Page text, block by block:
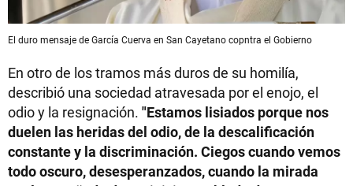
El duro mensaje de García Cuerva en San Cayetano copntra el Gobierno
En otro de los tramos más duros de su homilía,
describió una sociedad atravesada por el enojo, el
odio y la resignación. "Estamos lisiados porque nos
duelen las heridas del odio, de la descalificación
constante y la discriminación. Ciegos cuando vemos
todo oscuro, desesperanzados, cuando la mirada